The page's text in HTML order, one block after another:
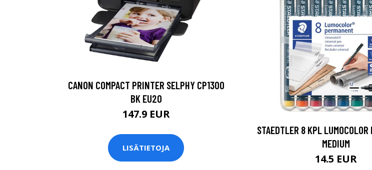
CANON COMPACT PRINTER SELPHY CP1300
BK EU20
147.9 EUR
LISÄTIETOJA
STAEDTLER 8 KPL LUMOCOLOR
MEDIUM
14.5 EUR